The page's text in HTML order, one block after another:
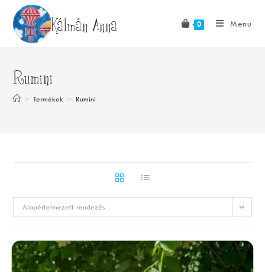
content
Kálmán Anna 0 Menu
Rumini
> Termékek > Rumini
Alapértelmezett rendezés